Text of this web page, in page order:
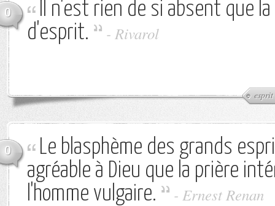
0
Il n'est rien de si absent que
d'esprit.
- Rivarol
esprit
0
Le blasphème des grands
agréable à Dieu que la prière
l'homme vulgaire.
- Ernest Renan